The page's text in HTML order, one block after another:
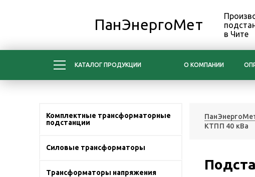
ПанЭнергоМет
в Чите
КАТАЛОГ ПРОДУКЦИИ О КОМПАНИИ
Комплектные трансформаторные
подстанции
Силовые трансформаторы
Трансформаторы напряжения
КТПП 40 кВа